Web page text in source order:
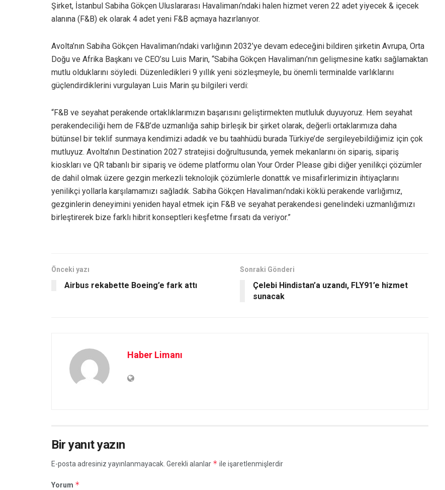
Şirket, İstanbul Sabiha Gökçen Uluslararası Havalimanı’ndaki halen hizmet veren 22 adet yiyecek & içecek
alanına (F&B) ek olarak 4 adet yeni F&B açmaya hazırlanıyor.
Avolta’nın Sabiha Gökçen Havalimanı’ndaki varlığının 2032’ye devam edeceğini bildiren şirketin Avrupa, Orta
Doğu ve Afrika Başkanı ve CEO’su Luis Marin, “Sabiha Gökçen Havalimanı’nın gelişmesine katkı sağlamaktan
mutlu olduklarını söyledi. Düzenledikleri 9 yıllık yeni sözleşmeyle, bu önemli terminalde varlıklarını
güçlendirdiklerini vurgulayan Luis Marin şu bilgileri verdi:
“F&B ve seyahat perakende ortaklıklarımızın başarısını geliştirmekten mutluluk duyuyoruz. Hem seyahat
perakendeciliği hem de F&B’de uzmanlığa sahip birleşik bir şirket olarak, değerli ortaklarımıza daha
bütünsel bir teklif sunmaya kendimizi adadık ve bu taahhüdü burada Türkiye’de sergileyebildiğimiz için çok
mutluyuz. Avolta’nın Destination 2027 stratejisi doğrultusunda, yemek mekanlarını ön sipariş, sipariş
kioskları ve QR tabanlı bir sipariş ve ödeme platformu olan Your Order Please gibi diğer yenilikçi çözümler
de dahil olmak üzere gezgin merkezli teknolojik çözümlerle donattık ve misafirlerimizin ihtiyaçlarını
yenilikçi yollarla karşılamamızı sağladık. Sabiha Gökçen Havalimanı’ndaki köklü perakende varlığımız,
gezginlerin deneyimini yeniden hayal etmek için F&B ve seyahat perakendesi genelindeki uzmanlığımızı
birleştirerek bize farklı hibrit konseptleri keşfetme fırsatı da veriyor.”
Önceki yazı
Airbus rekabette Boeing’e fark attı
Sonraki Gönderi
Çelebi Hindistan’a uzandı, FLY91’e hizmet
sunacak
Haber Limanı
Bir yanıt yazın
E-posta adresiniz yayınlanmayacak. Gerekli alanlar * ile işaretlenmişlerdir
Yorum *